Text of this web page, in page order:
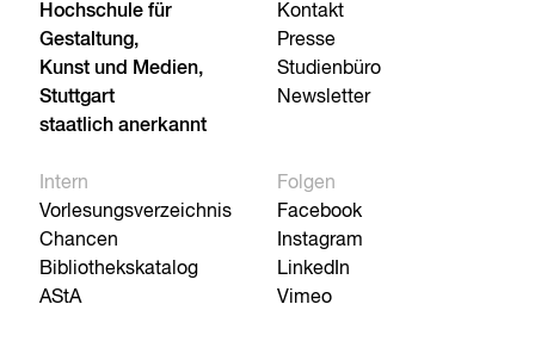
Hochschule für
Gestaltung,
Kunst und Medien,
Stuttgart
staatlich anerkannt
Kontakt
Presse
Studienbüro
Newsletter
Intern
Vorlesungsverzeichnis
Chancen
Bibliothekskatalog
AStA
Folgen
Facebook
Instagram
LinkedIn
Vimeo